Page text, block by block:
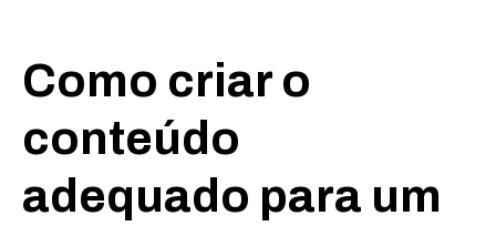
Como criar o
conteúdo
adequado para um